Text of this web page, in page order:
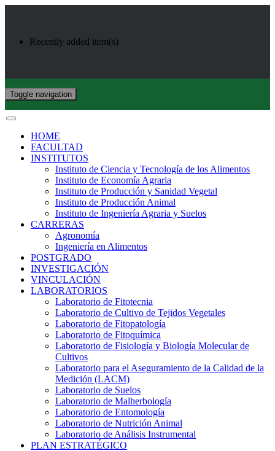
Recently added item(s)
Toggle navigation
HOME
FACULTAD
INSTITUTOS
Instituto de Ciencia y Tecnología de los Alimentos
Instituto de Economía Agraria
Instituto de Producción y Sanidad Vegetal
Instituto de Producción Animal
Instituto de Ingeniería Agraria y Suelos
CARRERAS
Agronomía
Ingeniería en Alimentos
POSTGRADO
INVESTIGACIÓN
VINCULACIÓN
LABORATORIOS
Laboratorio de Fitotecnia
Laboratorio de Cultivo de Tejidos Vegetales
Laboratorio de Fitopatología
Laboratorio de Fitoquímica
Laboratorio de Fisiología y Biología Molecular de
Cultivos
Laboratorio para el Aseguramiento de la Calidad de la
Medición (LACM)
Laboratorio de Suelos
Laboratorio de Malherbología
Laboratorio de Entomología
Laboratorio de Nutrición Animal
Laboratorio de Análisis Instrumental
PLAN ESTRATÉGICO